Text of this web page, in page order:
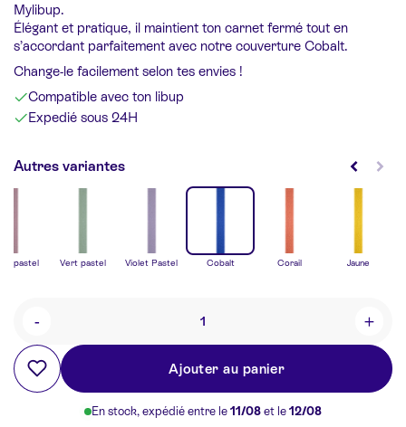
Mylibup.
Élégant et pratique, il maintient ton carnet fermé tout en
s’accordant parfaitement avec notre couverture Cobalt.
Change-le facilement selon tes envies !
Compatible avec ton libup
Expedié sous 24H
Autres variantes
pastel Vert pastel Violet Pastel Cobalt Corail Jaune
-
Quantité +
Ajouter au panier
En stock, expédié entre le 11/08 et le 12/08